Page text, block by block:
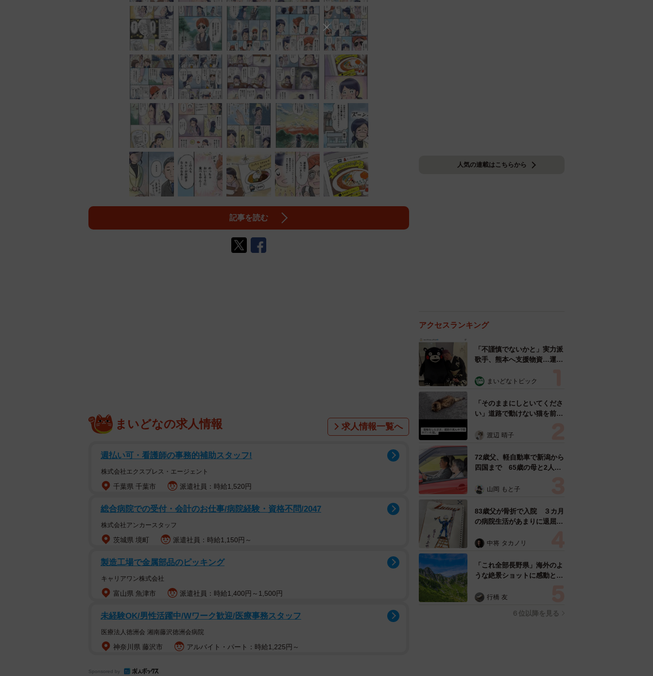
記事を読む
まいどなの求人情報 求人情報一覧へ
週払い可・看護師の事務的補助スタッフ!
株式会社エクスプレス・エージェント
千葉県 千葉市 派遣社員：時給1,520円
総合病院での受付・会計のお仕事/病院経験・資格不問/2047
株式会社アンカースタッフ
茨城県 境町 派遣社員：時給1,150円～
製造工場で金属部品のピッキング
キャリアワン株式会社
富山県 魚津市 派遣社員：時給1,400円～1,500円
未経験OK/男性活躍中/Wワーク歓迎/医療事務スタッフ
医療法人徳洲会 湘南藤沢徳洲会病院
神奈川県 藤沢市 アルバイト・パート：時給1,225円～
Sponsored by
人気の連載はこちらから
アクセスランキング
「不謹慎でないかと」実力派
歌手、熊本へ支援物資…運搬
めらい 「痛いほど伝わる」
まいどなトピック
「そのままにしといてくださ
い」道路で動けない猫を前に
ようとした4日間 「命の重
表の訴え
渡辺 晴子
72歳父、軽自動車で新潟から
四国まで 65歳の母と2人で
憩まで分刻み… 「大学生で
山岡 もと子
83歳父が骨折で入院 ３カ月
の病院生活があまりに退屈で
い！」→スケッチブックを見
すよ…」
中将 タカノリ
「これ全部長野県」海外のよ
うな絶景ショットに感動と反
ったんだって気づいた」
行橋 友
６位以降を見る